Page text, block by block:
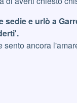
sedie e urlò a
ancora